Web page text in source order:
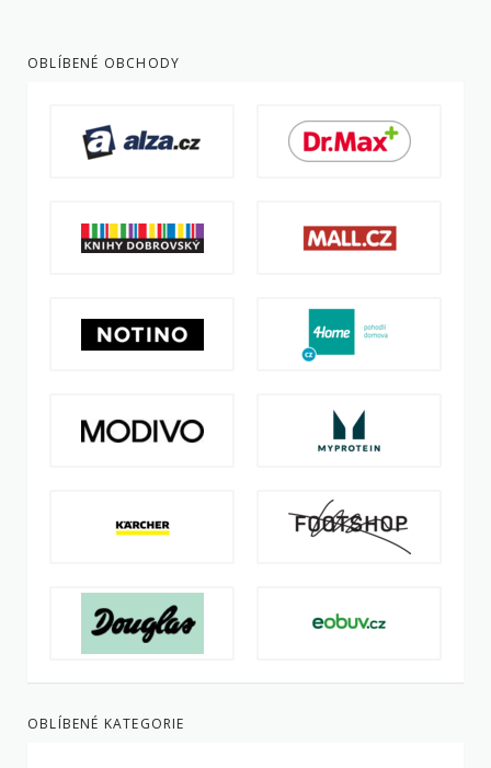
OBLÍBENÉ OBCHODY
OBLÍBENÉ KATEGORIE